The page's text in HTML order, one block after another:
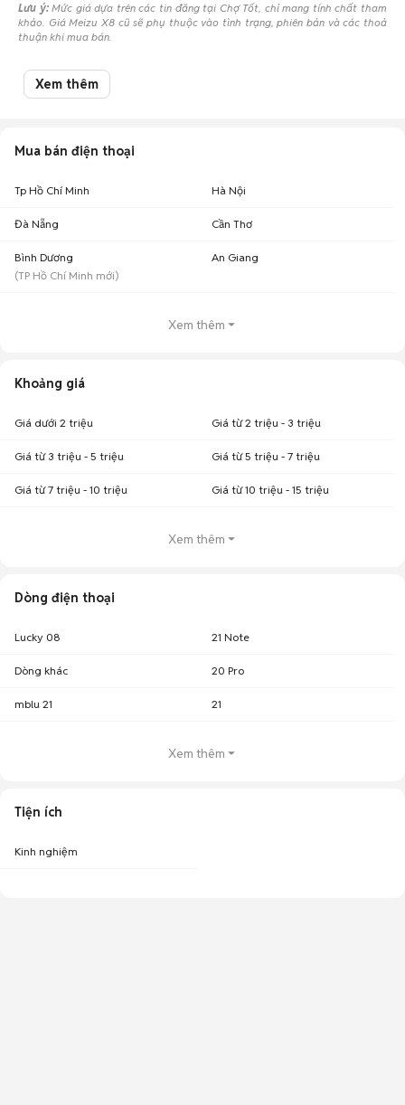
Lưu ý:Mức giá dựa trên các tin đăng tại Chợ Tốt, chỉ mang tính chất tham
khảo. Giá Meizu X8 cũ sẽ phụ thuộc vào tình trạng, phiên bản và các thoả
thuận khi mua bán.
Mua bán meizu X8 cũ
Chợ Tốt có 1 tin đăng bán, mua Meizu X8 cũ với nhiều khoảng giá giúp
Xem thêm
Mua bán điện thoại
Tp Hồ Chí Minh Hà Nội
Đà Nẵng Cần Thơ
Bình Dương
(TP Hồ Chí Minh mới)
An Giang
Xem thêm
Khoảng giá
Giá dưới 2 triệu Giá từ 2 triệu - 3 triệu
Giá từ 3 triệu - 5 triệu Giá từ 5 triệu - 7 triệu
Giá từ 7 triệu - 10 triệu Giá từ 10 triệu - 15 triệu
Xem thêm
Dòng điện thoại
Lucky 08 21 Note
Dòng khác 20 Pro
mblu 21 21
Xem thêm
Tiện ích
Kinh nghiệm